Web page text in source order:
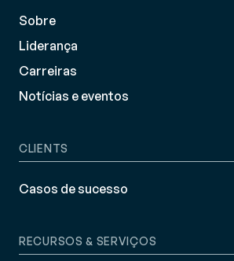
Sobre
Liderança
Carreiras
Notícias e eventos
CLIENTS
Casos de sucesso
RECURSOS & SERVIÇOS